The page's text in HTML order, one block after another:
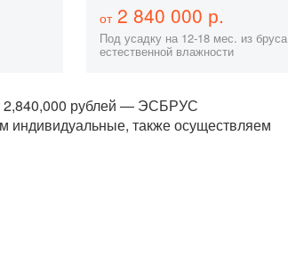
от2 840 000 р.
Под усадку на 12-18 мес. из бруса
естественной влажности
2,840,000 рублей — ЭСБРУС
индивидуальные, также осуществляем